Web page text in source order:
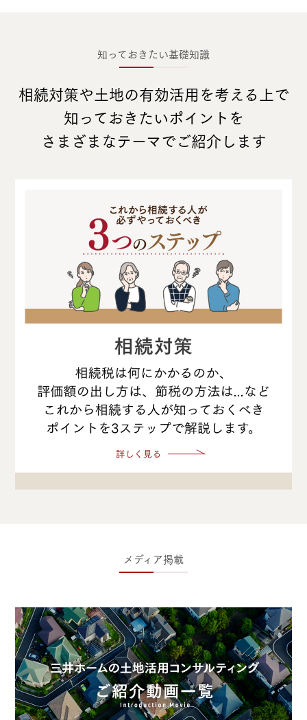
知っておきたい基礎知識
相続対策や土地の有効活用を考える上で
知っておきたいポイントを
さまざまなテーマでご紹介します
メディア掲載